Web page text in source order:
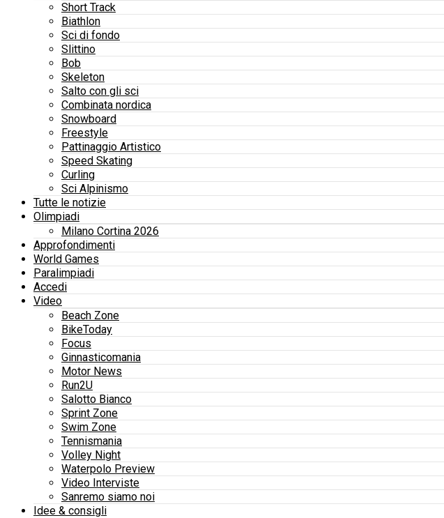
Short Track
Biathlon
Sci di fondo
Slittino
Bob
Skeleton
Salto con gli sci
Combinata nordica
Snowboard
Freestyle
Pattinaggio Artistico
Speed Skating
Curling
Sci Alpinismo
Tutte le notizie
Olimpiadi
Milano Cortina 2026
Approfondimenti
World Games
Paralimpiadi
Accedi
Video
Beach Zone
BikeToday
Focus
Ginnasticomania
Motor News
Run2U
Salotto Bianco
Sprint Zone
Swim Zone
Tennismania
Volley Night
Waterpolo Preview
Video Interviste
Sanremo siamo noi
Idee & consigli